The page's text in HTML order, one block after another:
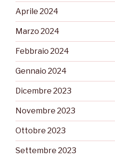
Aprile 2024
Marzo 2024
Febbraio 2024
Gennaio 2024
Dicembre 2023
Novembre 2023
Ottobre 2023
Settembre 2023